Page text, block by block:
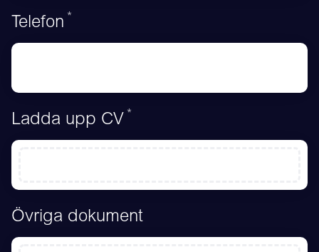
Telefon *
Ladda upp CV *
Övriga dokument